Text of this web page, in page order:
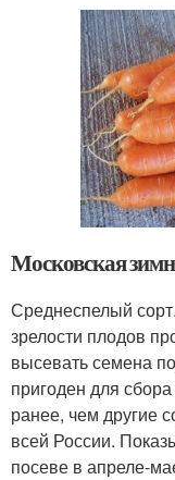
Московская
Среднеспелый
зрелости плодов
высевать семена
пригоден для
ранее, чем другие
всей России.
посеве в апреле-